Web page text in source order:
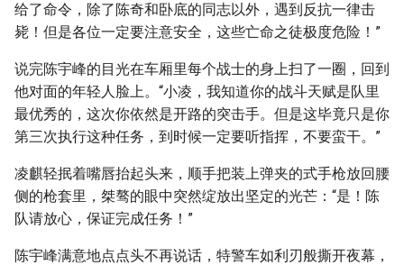
给了命令，除了陈奇和卧底的同志以外，遇到反抗一律击
毙！但是各位一定要注意安全，这些亡命之徒极度危险！”
说完陈宇峰的目光在车厢里每个战士的身上扫了一圈，回到
他对面的年轻人脸上。“小凌，我知道你的战斗天赋是队里
最优秀的，这次你依然是开路的突击手。但是这毕竟只是你
第三次执行这种任务，到时候一定要听指挥，不要蛮干。”
凌麒轻抿着嘴唇抬起头来，顺手把装上弹夹的式手枪放回腰
侧的枪套里，桀骜的眼中突然绽放出坚定的光芒：“是！陈
队请放心，保证完成任务！”
陈宇峰满意地点点头不再说话，特警车如利刃般撕开夜幕，